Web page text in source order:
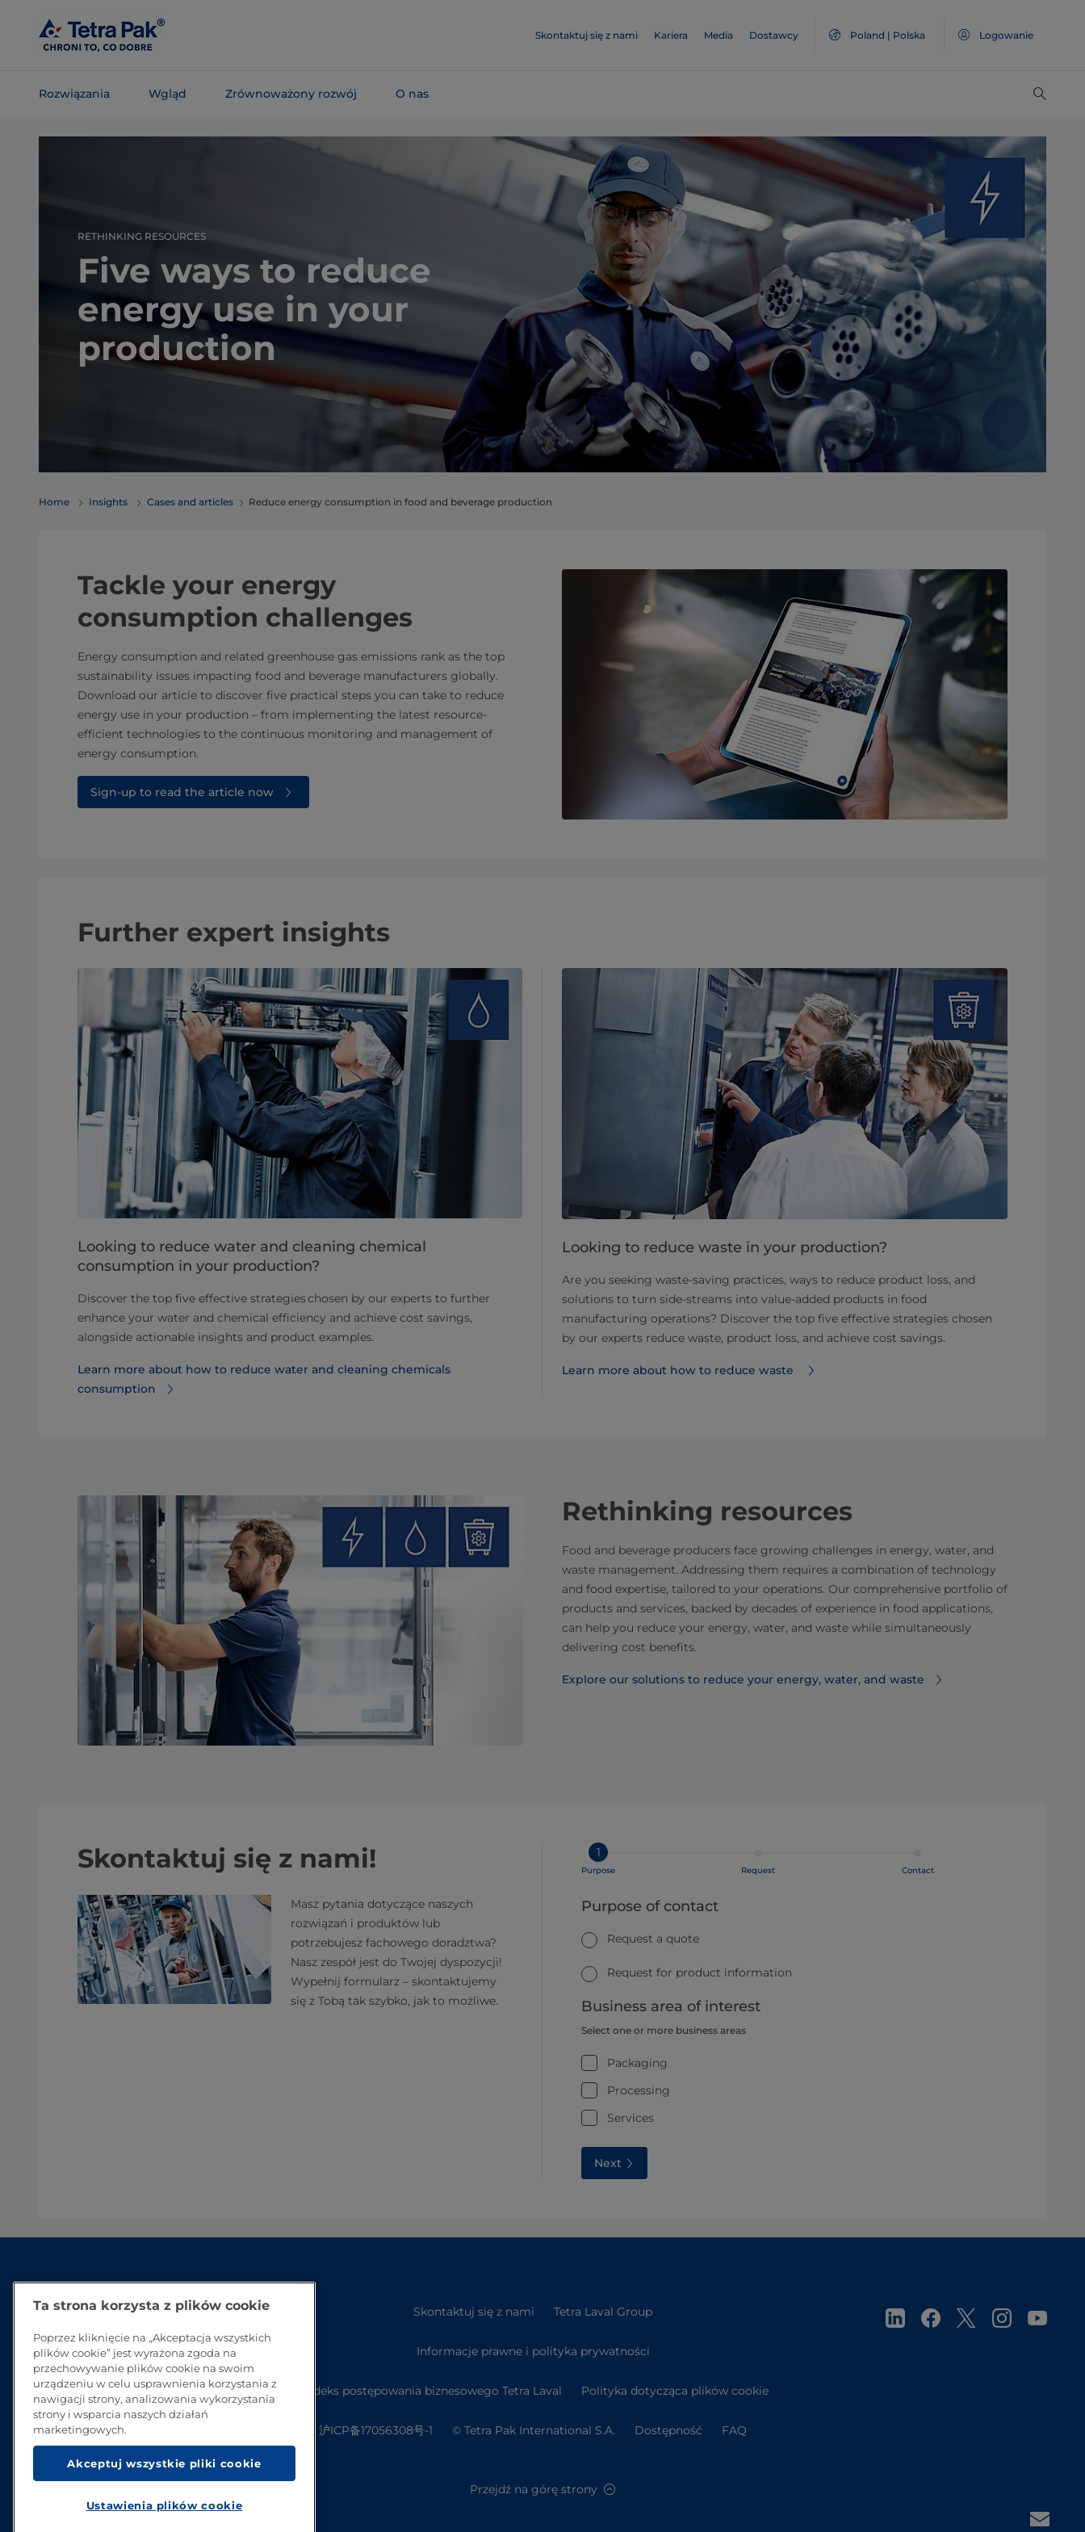
Main
Content
Skontaktuj się z nami Kariera Media Dostawcy Poland | Polska Logowanie
Rozwiązania Wgląd Zrównoważony rozwój O nas
RETHINKING RESOURCES
Five ways to reduce
energy use in your
production
Home Insights Cases and articles Reduce energy consumption in food and beverage production
Tackle your energy
consumption challenges
Energy consumption and related greenhouse gas emissions rank as the top
sustainability issues impacting food and beverage manufacturers globally.
Download our article to discover five practical steps you can take to reduce
energy use in your production – from implementing the latest resource-
efficient technologies to the continuous monitoring and management of
energy consumption.
Sign-up to read the article now
Further expert insights
Looking to reduce water and cleaning chemical
consumption in your production?
Discover the top five effective strategies chosen by our experts to further
enhance your water and chemical efficiency and achieve cost savings,
alongside actionable insights and product examples.
Learn more about how to reduce water and cleaning chemicals
consumption
Looking to reduce waste in your production?
Are you seeking waste-saving practices, ways to reduce product loss, and
solutions to turn side-streams into value-added products in food
manufacturing operations? Discover the top five effective strategies chosen
by our experts reduce waste, product loss, and achieve cost savings.
Learn more about how to reduce waste
Rethinking resources
Food and beverage producers face growing challenges in energy, water, and
waste management. Addressing them requires a combination of technology
and food expertise, tailored to your operations. Our comprehensive portfolio of
products and services, backed by decades of experience in food applications,
can help you reduce your energy, water, and waste while simultaneously
delivering cost benefits.
Explore our solutions to reduce your energy, water, and waste
Skontaktuj się z nami!
Masz pytania dotyczące naszych
rozwiązań i produktów lub
potrzebujesz fachowego doradztwa?
Nasz zespół jest do Twojej dyspozycji!
Wypełnij formularz – skontaktujemy
się z Tobą tak szybko, jak to możliwe.
1
Purpose Request Contact
Purpose of contact
Request a quote
Request for product information
Business area of interest
Select one or more business areas
Packaging
Processing
Services
Next
Skontaktuj się z nami Tetra Laval Group
Informacje prawne i polityka prywatności
Kodeks postępowania biznesowego Tetra Laval Polityka dotycząca plików cookie
沪ICP备17056308号-1 © Tetra Pak International S.A. Dostępność FAQ
Przejdź na górę strony
Ta strona korzysta z plików cookie
Poprzez kliknięcie na „Akceptacja wszystkich
plików cookie” jest wyrażona zgoda na
przechowywanie plików cookie na swoim
urządzeniu w celu usprawnienia korzystania z
nawigacji strony, analizowania wykorzystania
strony i wsparcia naszych działań
marketingowych.
Akceptuj wszystkie pliki cookie
Ustawienia plików cookie